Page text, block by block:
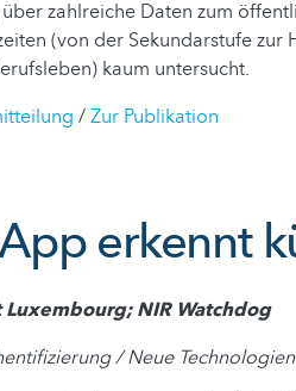
zahlreiche Daten zum
(von der Sekundarstufe
kaum untersucht.
/Zur Publikation
erkennt
NIR Watchdog
/ Neue